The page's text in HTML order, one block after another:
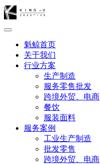
魁鲸首页
关于我们
行业方案
生产制造
服务零售批发
跨境外贸、电商
餐饮
服装面料
服务案例
工业生产制造
批发零售
跨境外贸、电商